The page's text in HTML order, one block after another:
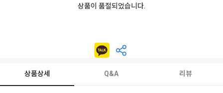
상품이 품절되었습니다.
상품상세 Q&A 리뷰